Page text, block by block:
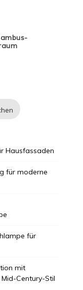
Hausfassaden
für moderne
für
mit
Century-Stil